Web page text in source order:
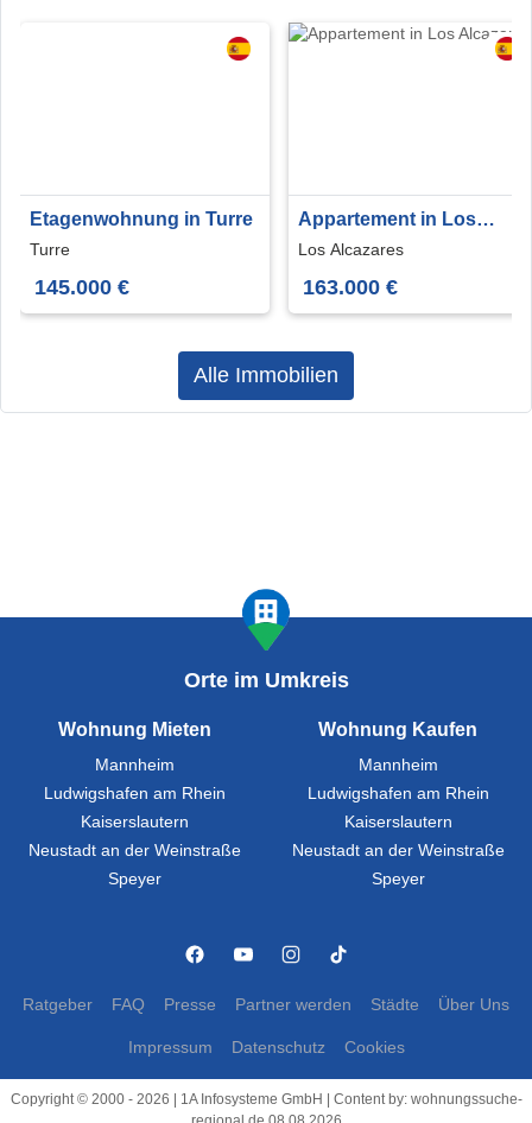
Etagenwohnung in Turre
Turre
145.000 €
Appartement in Los
Alcazares
Los Alcazares
163.000 €
Alle Immobilien
Orte im Umkreis
Wohnung Mieten
Mannheim
Ludwigshafen am Rhein
Kaiserslautern
Neustadt an der Weinstraße
Speyer
Wohnung Kaufen
Mannheim
Ludwigshafen am Rhein
Kaiserslautern
Neustadt an der Weinstraße
Speyer
Ratgeber FAQ Presse Partner werden Städte Über Uns
Impressum Datenschutz Cookies
Copyright © 2000 - 2026 | 1A Infosysteme GmbH | Content by: wohnungssuche-